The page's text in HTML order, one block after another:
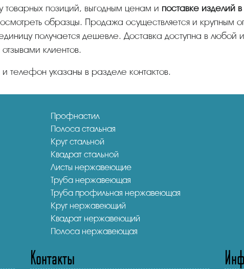
позиций, выгодным ценам и поставке изделий
образцы. Продажа осуществляется и крупным
получается дешевле. Доставка доступна в любой
клиентов.
телефон указаны в разделе контактов.
Профнастил
Полоса стальная
Круг стальной
Квадрат стальной
Листы нержавеющие
Труба нержавеющая
Труба профильная нержавеющая
Круг нержавеющий
Квадрат нержавеющий
Полоса нержавеющая
Контакты